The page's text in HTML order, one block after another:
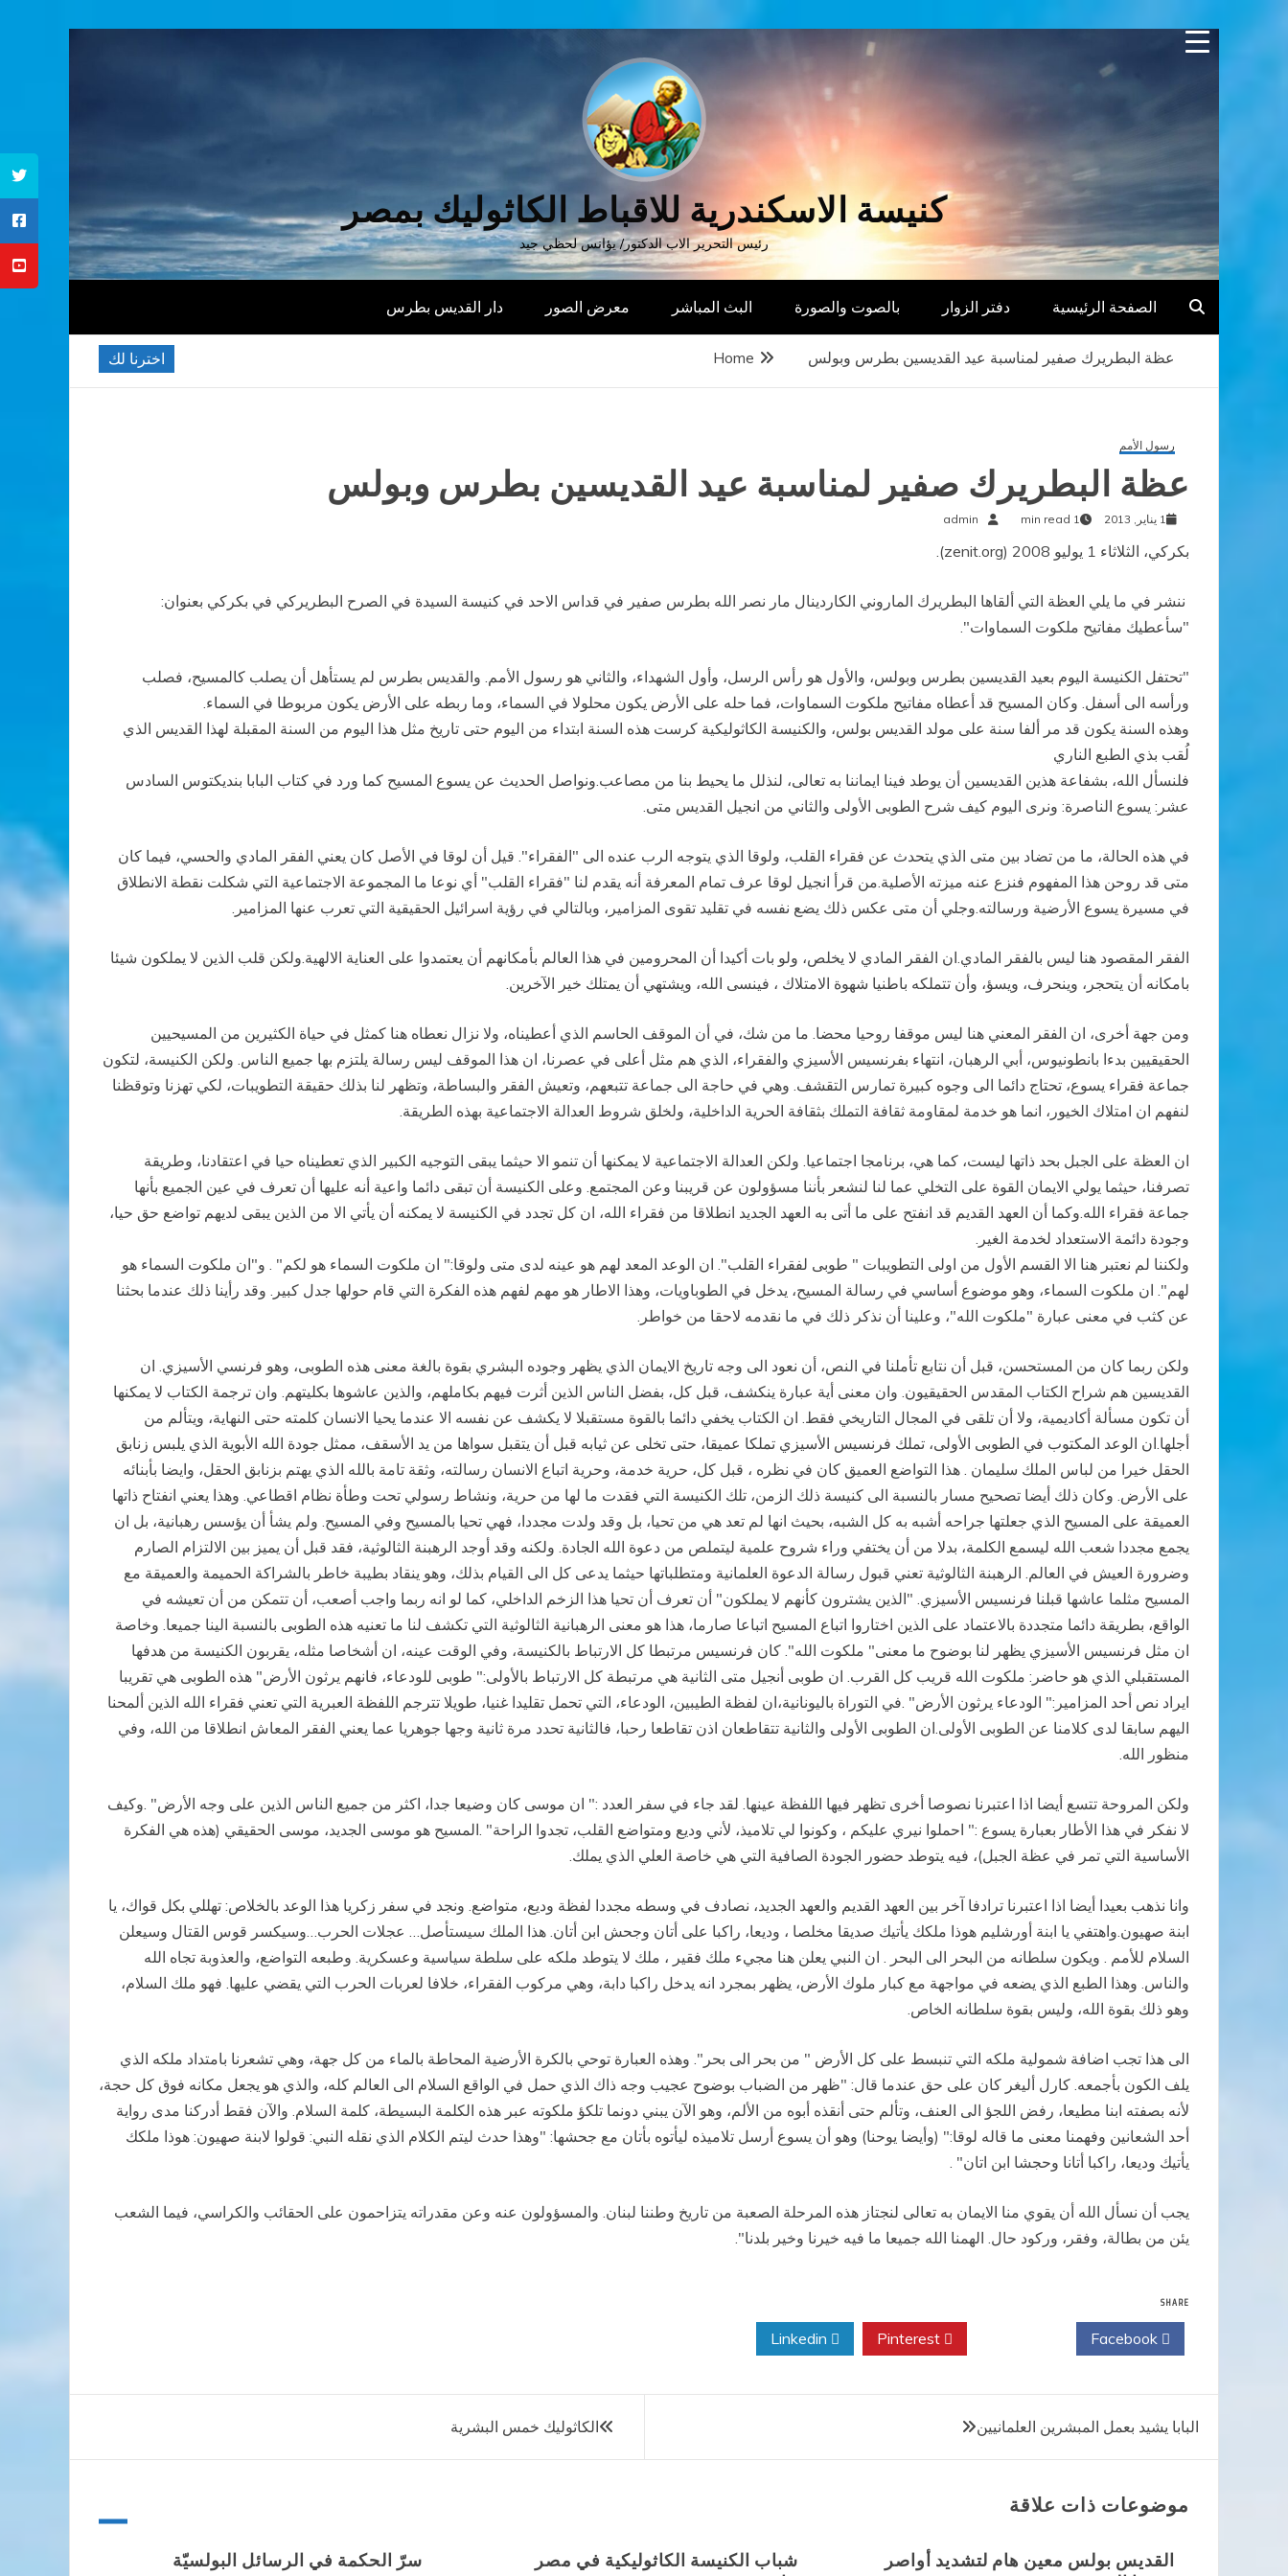
Skip
كنيسة الاسكندرية للاقباط الكاثوليك بمصر
رئيس التحرير الاب الدكتور/ يؤانس لحظي جيد
الصفحة الرئيسية دفتر الزوار بالصوت والصورة البث المباشر معرض الصور دار القديس بطرس
اخترنا لك Home عظة البطريرك صفير لمناسبة عيد القديسين بطرس وبولس
رسول الأمم
عظة البطريرك صفير لمناسبة عيد القديسين بطرس وبولس
1 يناير, 2013 1 min read
admin
بكركي، الثلاثاء 1 يوليو 2008 (zenit.org).
ننشر في ما يلي العظة التي ألقاها البطريرك الماروني الكاردينال مار نصر الله بطرس صفير في قداس الاحد في كنيسة السيدة في الصرح البطريركي في بكركي بعنوان:
"سأعطيك مفاتيح ملكوت السماوات".
"تحتفل الكنيسة اليوم بعيد القديسين بطرس وبولس، والأول هو رأس الرسل، وأول الشهداء، والثاني هو رسول الأمم. والقديس بطرس لم يستأهل أن يصلب كالمسيح، فصلب
ورأسه الى أسفل. وكان المسيح قد أعطاه مفاتيح ملكوت السماوات، فما حله على الأرض يكون محلولا في السماء، وما ربطه على الأرض يكون مربوطا في السماء.
وهذه السنة يكون قد مر ألفا سنة على مولد القديس بولس، والكنيسة الكاثوليكية كرست هذه السنة ابتداء من اليوم حتى تاريخ مثل هذا اليوم من السنة المقبلة لهذا القديس الذي
لُقب بذي الطبع الناري
فلنسأل الله، بشفاعة هذين القديسين أن يوطد فينا ايماننا به تعالى، لنذلل ما يحيط بنا من مصاعب.ونواصل الحديث عن يسوع المسيح كما ورد في كتاب البابا بنديكتوس السادس
عشر: يسوع الناصرة: ونرى اليوم كيف شرح الطوبى الأولى والثاني من انجيل القديس متى.
في هذه الحالة، ما من تضاد بين متى الذي يتحدث عن فقراء القلب، ولوقا الذي يتوجه الرب عنده الى "الفقراء". قيل أن لوقا في الأصل كان يعني الفقر المادي والحسي، فيما كان
متى قد روحن هذا المفهوم فنزع عنه ميزته الأصلية.من قرأ انجيل لوقا عرف تمام المعرفة أنه يقدم لنا "فقراء القلب" أي نوعا ما المجموعة الاجتماعية التي شكلت نقطة الانطلاق
في مسيرة يسوع الأرضية ورسالته.وجلي أن متى عكس ذلك يضع نفسه في تقليد تقوى المزامير، وبالتالي في رؤية اسرائيل الحقيقية التي تعرب عنها المزامير.
الفقر المقصود هنا ليس بالفقر المادي.ان الفقر المادي لا يخلص، ولو بات أكيدا أن المحرومين في هذا العالم بأمكانهم أن يعتمدوا على العناية الالهية.ولكن قلب الذين لا يملكون شيئا
بامكانه أن يتحجر، وينحرف، ويسؤ، وأن تتملكه باطنيا شهوة الامتلاك ، فينسى الله، ويشتهي أن يمتلك خير الآخرين.
ومن جهة أخرى، ان الفقر المعني هنا ليس موقفا روحيا محضا. ما من شك، في أن الموقف الحاسم الذي أعطيناه، ولا نزال نعطاه هنا كمثل في حياة الكثيرين من المسيحيين
الحقيقيين بدءا بانطونيوس، أبي الرهبان، انتهاء بفرنسيس الأسيزي والفقراء، الذي هم مثل أعلى في عصرنا، ان هذا الموقف ليس رسالة يلتزم بها جميع الناس. ولكن الكنيسة، لتكون
جماعة فقراء يسوع، تحتاج دائما الى وجوه كبيرة تمارس التقشف. وهي في حاجة الى جماعة تتبعهم، وتعيش الفقر والبساطة، وتظهر لنا بذلك حقيقة التطويبات، لكي تهزنا وتوقظنا
لنفهم ان امتلاك الخيور، انما هو خدمة لمقاومة ثقافة التملك بثقافة الحرية الداخلية، ولخلق شروط العدالة الاجتماعية بهذه الطريقة.
ان العظة على الجبل بحد ذاتها ليست، كما هي، برنامجا اجتماعيا. ولكن العدالة الاجتماعية لا يمكنها أن تنمو الا حيثما يبقى التوجيه الكبير الذي تعطيناه حيا في اعتقادنا، وطريقة
تصرفنا، حيثما يولي الايمان القوة على التخلي عما لنا لنشعر بأننا مسؤولون عن قريبنا وعن المجتمع. وعلى الكنيسة أن تبقى دائما واعية أنه عليها أن تعرف في عين الجميع بأنها
جماعة فقراء الله.وكما أن العهد القديم قد انفتح على ما أتى به العهد الجديد انطلاقا من فقراء الله، ان كل تجدد في الكنيسة لا يمكنه أن يأتي الا من الذين يبقى لديهم تواضع حق حيا،
وجودة دائمة الاستعداد لخدمة الغير.
ولكننا لم نعتبر هنا الا القسم الأول من اولى التطويبات " طوبى لفقراء القلب". ان الوعد المعد لهم هو عينه لدى متى ولوقا:" ان ملكوت السماء هو لكم" . و"ان ملكوت السماء هو
لهم". ان ملكوت السماء، وهو موضوع أساسي في رسالة المسيح، يدخل في الطوباويات، وهذا الاطار هو مهم لفهم هذه الفكرة التي قام حولها جدل كبير. وقد رأينا ذلك عندما بحثنا
عن كثب في معنى عبارة "ملكوت الله"، وعلينا أن نذكر ذلك في ما نقدمه لاحقا من خواطر.
ولكن ربما كان من المستحسن، قبل أن نتابع تأملنا في النص، أن نعود الى وجه تاريخ الايمان الذي يظهر وجوده البشري بقوة بالغة معنى هذه الطوبى، وهو فرنسي الأسيزي. ان
القديسين هم شراح الكتاب المقدس الحقيقيون. وان معنى أية عبارة ينكشف، قبل كل، بفضل الناس الذين أثرت فيهم بكاملهم، والذين عاشوها بكليتهم. وان ترجمة الكتاب لا يمكنها
أن تكون مسألة أكاديمية، ولا أن تلقى في المجال التاريخي فقط. ان الكتاب يخفي دائما بالقوة مستقبلا لا يكشف عن نفسه الا عندما يحيا الانسان كلمته حتى النهاية، ويتألم من
أجلها.ان الوعد المكتوب في الطوبى الأولى، تملك فرنسيس الأسيزي تملكا عميقا، حتى تخلى عن ثيابه قبل أن يتقبل سواها من يد الأسقف، ممثل جودة الله الأبوية الذي يلبس زنابق
الحقل خيرا من لباس الملك سليمان . هذا التواضع العميق كان في نظره ، قبل كل، حرية خدمة، وحرية اتباع الانسان رسالته، وثقة تامة بالله الذي يهتم بزنابق الحقل، وايضا بأبنائه
على الأرض. وكان ذلك أيضا تصحيح مسار بالنسبة الى كنيسة ذلك الزمن، تلك الكنيسة التي فقدت ما لها من حرية، ونشاط رسولي تحت وطأة نظام اقطاعي. وهذا يعني انفتاح ذاتها
العميقة على المسيح الذي جعلتها جراحه أشبه به كل الشبه، بحيث انها لم تعد هي من تحيا، بل وقد ولدت مجددا، فهي تحيا بالمسيح وفي المسيح. ولم يشأ أن يؤسس رهبانية، بل ان
يجمع مجددا شعب الله ليسمع الكلمة، بدلا من أن يختفي وراء شروح علمية ليتملص من دعوة الله الجادة. ولكنه وقد أوجد الرهبنة الثالوثية، فقد قبل أن يميز بين الالتزام الصارم
وضرورة العيش في العالم. الرهبنة الثالوثية تعني قبول رسالة الدعوة العلمانية ومتطلباتها حيثما يدعى كل الى القيام بذلك، وهو ينقاد بطيبة خاطر بالشراكة الحميمة والعميقة مع
المسيح مثلما عاشها قبلنا فرنسيس الأسيزي. "الذين يشترون كأنهم لا يملكون" أن تعرف أن تحيا هذا الزخم الداخلي، كما لو انه ربما واجب أصعب، أن تتمكن من أن تعيشه في
الواقع، بطريقة دائما متجددة بالاعتماد على الذين اختاروا اتباع المسيح اتباعا صارما، هذا هو معنى الرهبانية الثالوثية التي تكشف لنا ما تعنيه هذه الطوبى بالنسبة الينا جميعا. وخاصة
ان مثل فرنسيس الأسيزي يظهر لنا بوضوح ما معنى" ملكوت الله". كان فرنسيس مرتبطا كل الارتباط بالكنيسة، وفي الوقت عينه، ان أشخاصا مثله، يقربون الكنيسة من هدفها
المستقبلي الذي هو حاضر: ملكوت الله قريب كل القرب. ان طوبى أنجيل متى الثانية هي مرتبطة كل الارتباط بالأولى:" طوبى للودعاء، فانهم يرثون الأرض" هذه الطوبى هي تقريبا
ايراد نص أحد المزامير:" الودعاء يرثون الأرض" .في التوراة باليونانية،ان لفظة الطيبين، الودعاء، التي تحمل تقليدا غنيا، طويلا تترجم اللفظة العبرية التي تعني فقراء الله الذين ألمحنا
اليهم سابقا لدى كلامنا عن الطوبى الأولى.ان الطوبى الأولى والثانية تتقاطعان اذن تقاطعا رحبا، فالثانية تحدد مرة ثانية وجها جوهريا عما يعني الفقر المعاش انطلاقا من الله، وفي
منظور الله.
ولكن المروحة تتسع أيضا اذا اعتبرنا نصوصا أخرى تظهر فيها اللفظة عينها. لقد جاء في سفر العدد :" ان موسى كان وضيعا جدا، اكثر من جميع الناس الذين على وجه الأرض" .وكيف
لا نفكر في هذا الأطار بعبارة يسوع :" احملوا نيري عليكم ، وكونوا لي تلاميذ، لأني وديع ومتواضع القلب، تجدوا الراحة" .المسيح هو موسى الجديد، موسى الحقيقي (هذه هي الفكرة
الأساسية التي تمر في عظة الجبل)، فيه يتوطد حضور الجودة الصافية التي هي خاصة العلي الذي يملك.
وانا نذهب بعيدا أيضا اذا اعتبرنا ترادفا آخر بين العهد القديم والعهد الجديد، نصادف في وسطه مجددا لفظة وديع، متواضع. ونجد في سفر زكريا هذا الوعد بالخلاص: تهللي بكل قواك، يا
ابنة صهيون.واهتفي يا ابنة أورشليم هوذا ملكك يأتيك صديقا مخلصا ، وديعا، راكبا على أتان وجحش ابن أتان. هذا الملك سيستأصل… عجلات الحرب…وسيكسر قوس القتال وسيعلن
السلام للأمم . ويكون سلطانه من البحر الى البحر . ان النبي يعلن هنا مجيء ملك فقير ، ملك لا يتوطد ملكه على سلطة سياسية وعسكرية. وطبعه التواضع، والعذوبة تجاه الله
والناس. وهذا الطبع الذي يضعه في مواجهة مع كبار ملوك الأرض، يظهر بمجرد انه يدخل راكبا دابة، وهي مركوب الفقراء، خلافا لعربات الحرب التي يقضي عليها. فهو ملك السلام،
وهو ذلك بقوة الله، وليس بقوة سلطانه الخاص.
الى هذا تجب اضافة شمولية ملكه التي تنبسط على كل الأرض " من بحر الى بحر". وهذه العبارة توحي بالكرة الأرضية المحاطة بالماء من كل جهة، وهي تشعرنا بامتداد ملكه الذي
يلف الكون بأجمعه. كارل أليغر كان على حق عندما قال: "ظهر من الضباب بوضوح عجيب وجه ذاك الذي حمل في الواقع السلام الى العالم كله، والذي هو يجعل مكانه فوق كل حجة،
لأنه بصفته ابنا مطيعا، رفض اللجؤ الى العنف، وتألم حتى أنقذه أبوه من الألم، وهو الآن يبني دونما تلكؤ ملكوته عبر هذه الكلمة البسيطة، كلمة السلام. والآن فقط أدركنا مدى رواية
أحد الشعانين وفهمنا معنى ما قاله لوقا:" (وأيضا يوحنا) وهو أن يسوع أرسل تلاميذه ليأتوه بأتان مع جحشها: "وهذا حدث ليتم الكلام الذي نقله النبي: قولوا لابنة صهيون: هوذا ملكك
يأتيك وديعا، راكبا أتانا وحجشا ابن اتان" .
يجب أن نسأل الله أن يقوي منا الايمان به تعالى لنجتاز هذه المرحلة الصعبة من تاريخ وطننا لبنان. والمسؤولون عنه وعن مقدراته يتزاحمون على الحقائب والكراسي، فيما الشعب
يئن من بطالة، وفقر، وركود حال. الهمنا الله جميعا ما فيه خيرنا وخير بلدنا".
SHARE
تصفّح
المقالات
الكاثوليك خمس البشرية البابا يشيد بعمل المبشرين العلمانيين
موضوعات ذات علاقة
سرّ الحكمة في الرسائل البولسيّة
شباب الكنيسة الكاثوليكية في مصر
القديس بولس معين هام لتشديد أواصر